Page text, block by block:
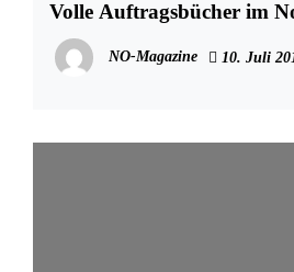
Volle Auftragsbücher im
NO-Magazine 10. Juli